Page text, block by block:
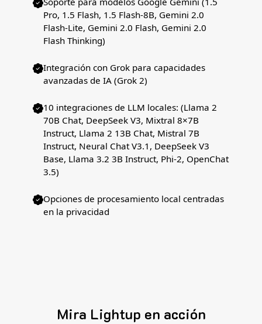
Pro, 1.5 Flash, 1.5 Flash-8B, Gemini 2.0
Flash-Lite, Gemini 2.0 Flash, Gemini 2.0
Flash Thinking)
Integración con Grok para capacidades
avanzadas de IA (Grok 2)
10 integraciones de LLM locales: (Llama 2
70B Chat, DeepSeek V3, Mixtral 8×7B
Instruct, Llama 2 13B Chat, Mistral 7B
Instruct, Neural Chat V3.1, DeepSeek V3
Base, Llama 3.2 3B Instruct, Phi-2, OpenChat
3.5)
Opciones de procesamiento local centradas
en la privacidad
Mira Lightup en acción